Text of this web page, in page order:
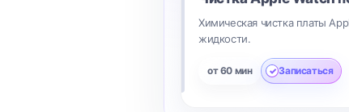
Химическая чистка платы
жидкости.
от 60 мин Записаться